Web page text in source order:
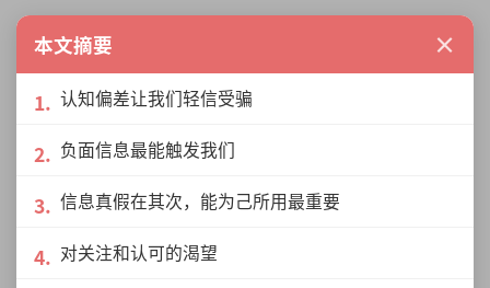
本文摘要 ×
认知偏差让我们轻信受骗
负面信息最能触发我们
信息真假在其次，能为己所用最重要
对关注和认可的渴望